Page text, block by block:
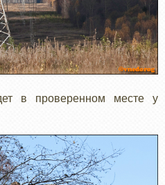
в проверенном месте у